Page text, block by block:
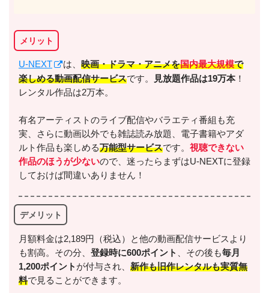
メリット
U-NEXT は、 映画・ドラマ・アニメを国内最大規模で
楽しめる動画配信サービスです。 見放題作品は19万本 ！
レンタル作品は2万本。
有名アーティストのライブ配信やバラエティ番組も充
実、さらに動画以外でも雑誌読み放題、電子書籍やアダ
ルト作品も楽しめる万能型サービスです。 視聴できない
作品のほうが少ないので、迷ったらまずはU-NEXTに登録
しておけば間違いありません！
デメリット
月額料金は2,189円（税込）と他の動画配信サービスより
も割高。その分、 登録時に600ポイント 、その後も毎月
1,200ポイント が付与され、 新作も旧作レンタルも実質無
料で見ることができます。